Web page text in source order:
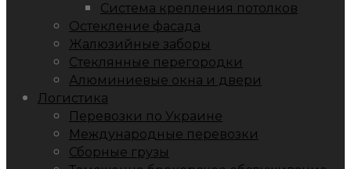
Система крепления потолков
Остекление фасада
Жалюзийные заборы
Стеклянные перегородки
Алюминиевые окна и двери
Логистика
Перевозки по Украине
Международные перевозки
Сборные грузы